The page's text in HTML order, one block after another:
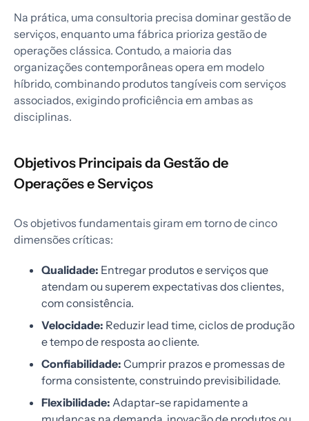
Na prática, uma consultoria precisa dominar gestão de
serviços, enquanto uma fábrica prioriza gestão de
operações clássica. Contudo, a maioria das
organizações contemporâneas opera em modelo
híbrido, combinando produtos tangíveis com serviços
associados, exigindo proficiência em ambas as
disciplinas.
Objetivos Principais da Gestão de
Operações e Serviços
Os objetivos fundamentais giram em torno de cinco
dimensões críticas:
Qualidade: Entregar produtos e serviços que
atendam ou superem expectativas dos clientes,
com consistência.
Velocidade: Reduzir lead time, ciclos de produção
e tempo de resposta ao cliente.
Confiabilidade: Cumprir prazos e promessas de
forma consistente, construindo previsibilidade.
Flexibilidade: Adaptar-se rapidamente a